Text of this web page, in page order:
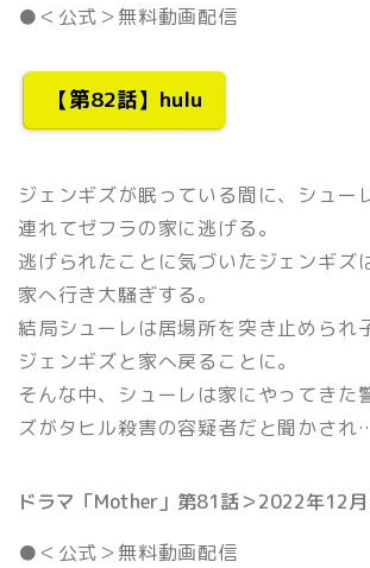
●＜公式＞無料動画配信
【第82話】hulu
ジェンギズが眠っている間に、シュー
連れてゼフラの家に逃げる。
逃げられたことに気づいたジェンギズ
家へ行き大騒ぎする。
結局シューレは居場所を突き止められ
ジェンギズと家へ戻ることに。
そんな中、シューレは家にやってきた
ズがタヒル殺害の容疑者だと聞かされ…
ドラマ「Mother」第81話＞2022年12
●＜公式＞無料動画配信